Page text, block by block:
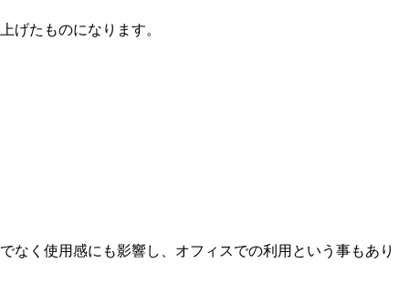
げたものになります。
なく使用感にも影響し、オフィスでの利用という事もあり